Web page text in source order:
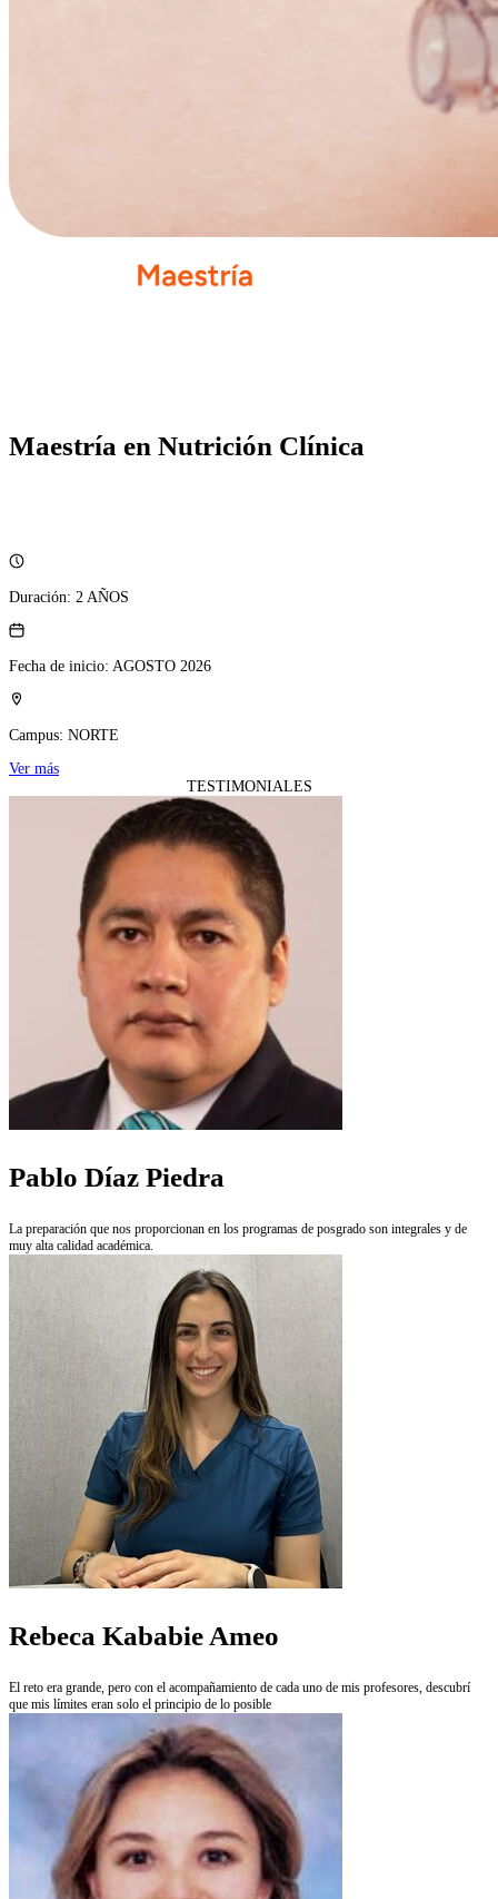
Maestría en Nutrición Clínica
Duración: 2 AÑOS
Fecha de inicio: AGOSTO 2026
Campus: NORTE
Ver más
TESTIMONIALES
Pablo Díaz Piedra
La preparación que nos proporcionan en los programas de posgrado son integrales y de
muy alta calidad académica.
Rebeca Kababie Ameo
El reto era grande, pero con el acompañamiento de cada uno de mis profesores, descubrí
que mis límites eran solo el principio de lo posible